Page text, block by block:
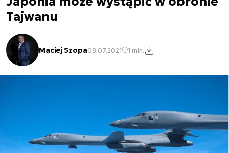
Tajwanu
Maciej Szopa08.07.2021 1 min.